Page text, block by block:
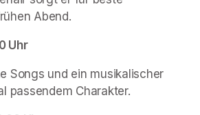
Abend.
Uhr
Songs und ein musikalischer
passendem Charakter.